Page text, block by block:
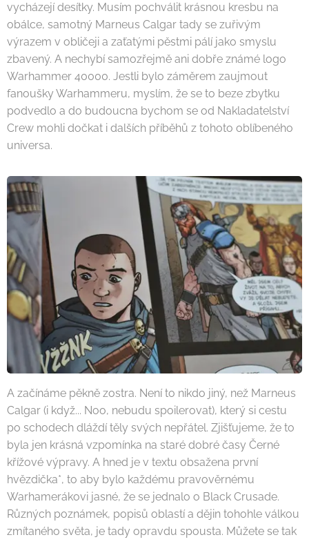
vycházejí desítky. Musím pochválit krásnou kresbu na
obálce, samotný Marneus Calgar tady se zuřivým
výrazem v obličeji a zaťatými pěstmi pálí jako smyslu
zbavený. A nechybí samozřejmě ani dobře známé logo
Warhammer 40000. Jestli bylo záměrem zaujmout
fanoušky Warhammeru, myslím, že se to beze zbytku
podvedlo a do budoucna bychom se od Nakladatelství
Crew mohli dočkat i dalších příběhů z tohoto oblíbeného
universa.
A začínáme pěkně zostra. Není to nikdo jiný, než Marneus
Calgar (i když... Noo, nebudu spoilerovat), který si cestu
po schodech dláždí těly svých nepřátel. Zjišťujeme, že to
byla jen krásná vzpomínka na staré dobré časy Černé
křížové výpravy. A hned je v textu obsažena první
hvězdička*, to aby bylo každému pravověrnému
Warhamerákovi jasné, že se jednalo o Black Crusade.
Různých poznámek, popisů oblastí a dějin tohohle válkou
zmítaného světa, je tady opravdu spousta. Můžete se tak